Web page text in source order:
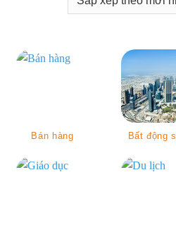
Bán hàng Bất động